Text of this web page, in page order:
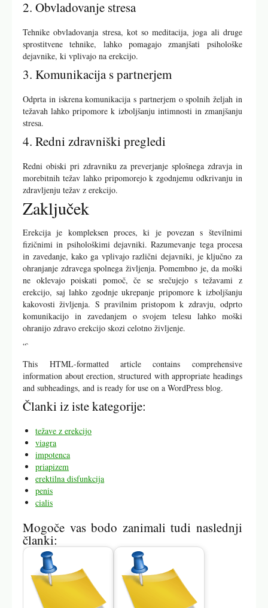
2. Obvladovanje stresa
Tehnike obvladovanja stresa, kot so meditacija, joga ali druge
sprostitvene tehnike, lahko pomagajo zmanjšati psihološke
dejavnike, ki vplivajo na erekcijo.
3. Komunikacija s partnerjem
Odprta in iskrena komunikacija s partnerjem o spolnih željah in
težavah lahko pripomore k izboljšanju intimnosti in zmanjšanju
stresa.
4. Redni zdravniški pregledi
Redni obiski pri zdravniku za preverjanje splošnega zdravja in
morebitnih težav lahko pripomorejo k zgodnjemu odkrivanju in
zdravljenju težav z erekcijo.
Zaključek
Erekcija je kompleksen proces, ki je povezan s številnimi
fizičnimi in psihološkimi dejavniki. Razumevanje tega procesa
in zavedanje, kako ga vplivajo različni dejavniki, je ključno za
ohranjanje zdravega spolnega življenja. Pomembno je, da moški
ne oklevajo poiskati pomoč, če se srečujejo s težavami z
erekcijo, saj lahko zgodnje ukrepanje pripomore k izboljšanju
kakovosti življenja. S pravilnim pristopom k zdravju, odprto
komunikacijo in zavedanjem o svojem telesu lahko moški
ohranijo zdravo erekcijo skozi celotno življenje.
“`
This HTML-formatted article contains comprehensive
information about erection, structured with appropriate headings
and subheadings, and is ready for use on a WordPress blog.
Članki iz iste kategorije:
težave z erekcijo
viagra
impotenca
priapizem
erektilna disfunkcija
penis
cialis
Mogoče vas bodo zanimali tudi naslednji
članki: